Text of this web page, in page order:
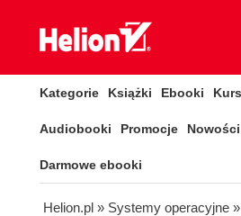
Kategorie Książki Ebooki
Audiobooki Promocje Nowości
Darmowe ebooki
Helion.pl » Systemy operacyjne »